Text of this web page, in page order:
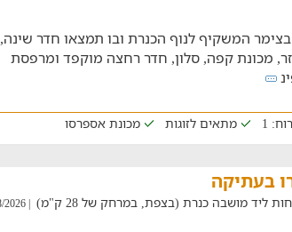
בצימר המשקיף לנוף הכנרת ובו תמצאו חדר שינה,
מכונת קפה, סלון, חדר רחצה מוקפד ומרפסת
1
מתאים לזוגות מכונת אספרסו
בעתיקה
ליד מושבה כנרת (בצפת, במרחק של 28 ק"מ) | 03/08/2026